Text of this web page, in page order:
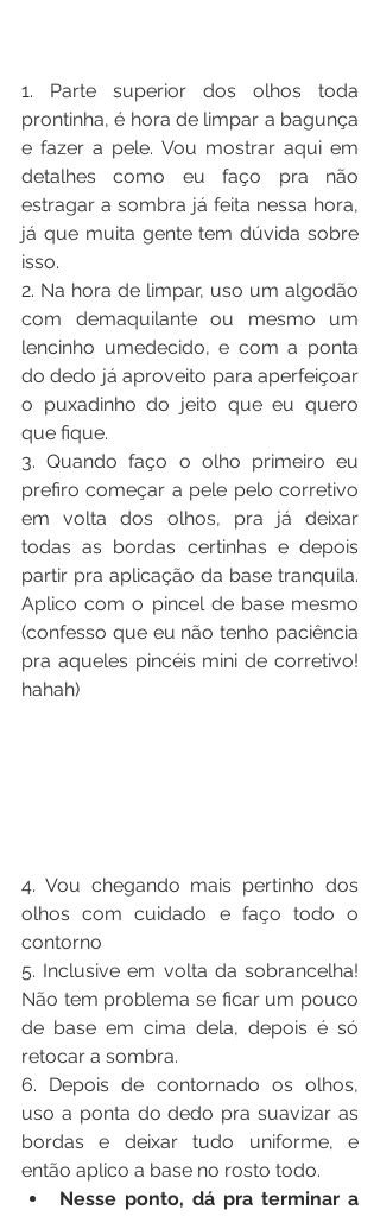
1. Parte superior dos olhos toda
prontinha, é hora de limpar a bagunça
e fazer a pele. Vou mostrar aqui em
detalhes como eu faço pra não
estragar a sombra já feita nessa hora,
já que muita gente tem dúvida sobre
isso.
2. Na hora de limpar, uso um algodão
com demaquilante ou mesmo um
lencinho umedecido, e com a ponta
do dedo já aproveito para aperfeiçoar
o puxadinho do jeito que eu quero
que fique.
3. Quando faço o olho primeiro eu
prefiro começar a pele pelo corretivo
em volta dos olhos, pra já deixar
todas as bordas certinhas e depois
partir pra aplicação da base tranquila.
Aplico com o pincel de base mesmo
(confesso que eu não tenho paciência
pra aqueles pincéis mini de corretivo!
hahah)
4. Vou chegando mais pertinho dos
olhos com cuidado e faço todo o
contorno
5. Inclusive em volta da sobrancelha!
Não tem problema se ficar um pouco
de base em cima dela, depois é só
retocar a sombra.
6. Depois de contornado os olhos,
uso a ponta do dedo pra suavizar as
bordas e deixar tudo uniforme, e
então aplico a base no rosto todo.
Nesse ponto, dá pra terminar a